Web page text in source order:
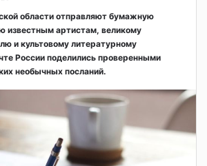
области отправляют бумажную
известным артистам, великому
и культовому литературному
России поделились проверенными
необычных посланий.